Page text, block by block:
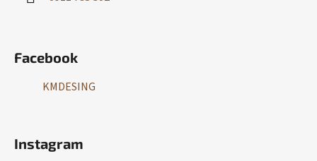
Facebook
KMDESING
Instagram